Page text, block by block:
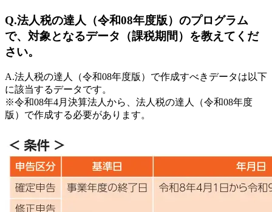
Q.法人税の達人（令和08年度版）のプログラム
で、対象となるデータ（課税期間）を教えてくだ
さい。
A.法人税の達人（令和08年度版）で作成すべきデータは以下
に該当するデータです。
※令和08年4月決算法人から、法人税の達人（令和08年度
版）で作成する必要があります。